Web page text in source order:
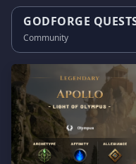
GODFORGE
Community